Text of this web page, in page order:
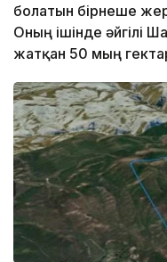
болатын бірнеше
Оның ішінде әйгілі
жатқан 50 мың